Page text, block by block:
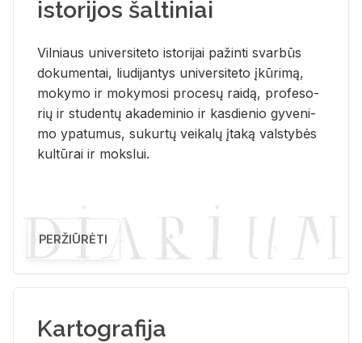
istorijos šaltiniai
Vil­niaus uni­ver­si­te­to is­to­ri­jai pa­žin­ti svar­būs
do­ku­men­tai, liu­di­jan­tys uni­ver­si­te­to įkū­ri­mą,
mo­ky­mo ir mo­ky­mo­si pro­ce­sų rai­dą, pro­fe­so­
rių ir stu­den­tų aka­de­mi­nio ir kas­die­nio gy­ve­ni­
mo ypa­tu­mus, su­kur­tų vei­ka­lų įta­ką vals­ty­bės
kul­tū­rai ir moks­lui.
PERŽIŪRĖTI
Kartografija